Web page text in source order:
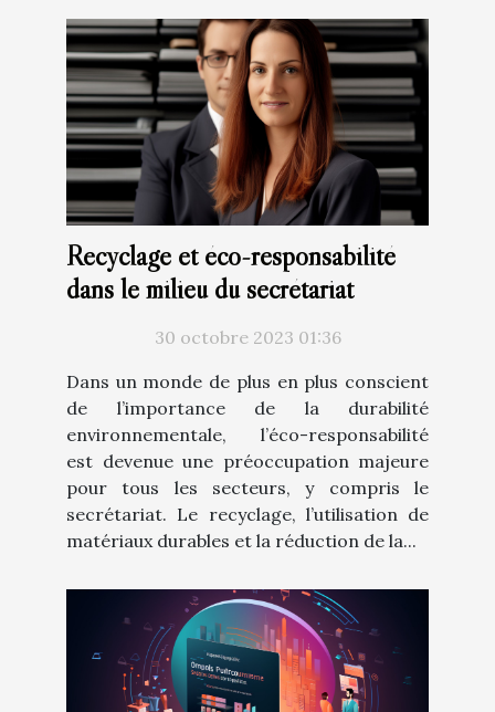
Recyclage et éco-responsabilité
dans le milieu du secrétariat
30 octobre 2023 01:36
Dans un monde de plus en plus conscient
de l’importance de la durabilité
environnementale, l’éco-responsabilité
est devenue une préoccupation majeure
pour tous les secteurs, y compris le
secrétariat. Le recyclage, l’utilisation de
matériaux durables et la réduction de la...